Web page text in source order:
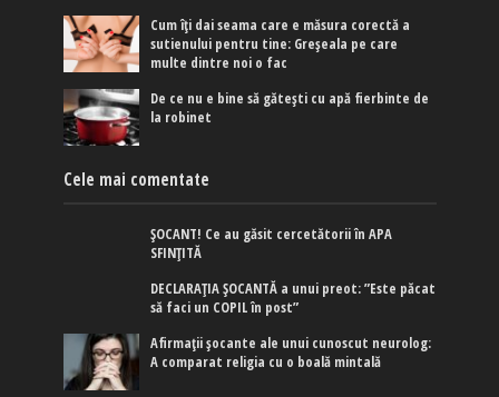
Cum îți dai seama care e măsura corectă a
sutienului pentru tine: Greșeala pe care
multe dintre noi o fac
De ce nu e bine să gătești cu apă fierbinte de
la robinet
Cele mai comentate
ȘOCANT! Ce au găsit cercetătorii în APA
SFINȚITĂ
DECLARAȚIA ȘOCANTĂ a unui preot: ”Este păcat
să faci un COPIL în post”
Afirmaţii şocante ale unui cunoscut neurolog:
A comparat religia cu o boală mintală